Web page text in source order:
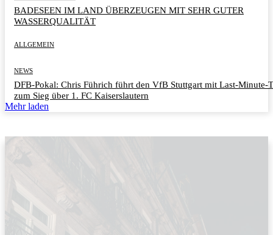
BADESEEN IM LAND ÜBERZEUGEN MIT SEHR GUTER
WASSERQUALITÄT
ALLGEMEIN
NEWS
DFB-Pokal: Chris Führich führt den VfB Stuttgart mit Last-Minute-
zum Sieg über 1. FC Kaiserslautern
Mehr laden